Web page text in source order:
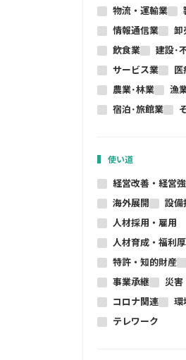
物流・運輸業
情報通信業
卸
飲食業
建設･
サービス業
医
農業･林業
漁
宿泊･旅館業
使い道
経営改善・経営
海外展開
設備
人材採用・雇用
人材育成・福利
特許・知的財産
事業承継
災害
コロナ関連
環
テレワーク